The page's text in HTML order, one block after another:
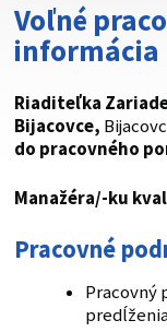
Voľné
informácia
Riaditeľka
Bijacovce,
do pracovného
Manažéra/-ku
Pracovné
Pracovný